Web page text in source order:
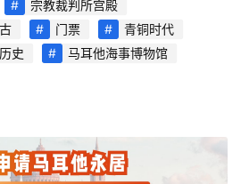
宗教裁判所宫殿
门票
青铜时代
史
马耳他海事博物馆